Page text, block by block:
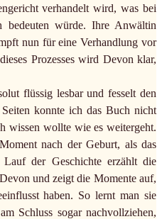
verhandelt wird, was bei
bedeuten würde. Ihre Anwältin
nun für eine Verhandlung vor
Prozesses wird Devon klar,
flüssig lesbar und fesselt den
konnte ich das Buch nicht
wissen wollte wie es weitergeht.
nach der Geburt, als das
der Geschichte erzählt die
und zeigt die Momente auf,
haben. So lernt man sie
Schluss sogar nachvollziehen,